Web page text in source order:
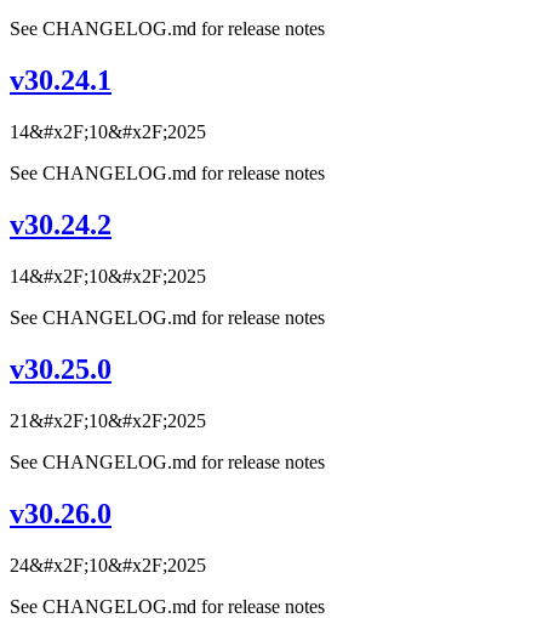
See CHANGELOG.md for release notes
v30.24.1
14&#x2F;10&#x2F;2025
See CHANGELOG.md for release notes
v30.24.2
14&#x2F;10&#x2F;2025
See CHANGELOG.md for release notes
v30.25.0
21&#x2F;10&#x2F;2025
See CHANGELOG.md for release notes
v30.26.0
24&#x2F;10&#x2F;2025
See CHANGELOG.md for release notes